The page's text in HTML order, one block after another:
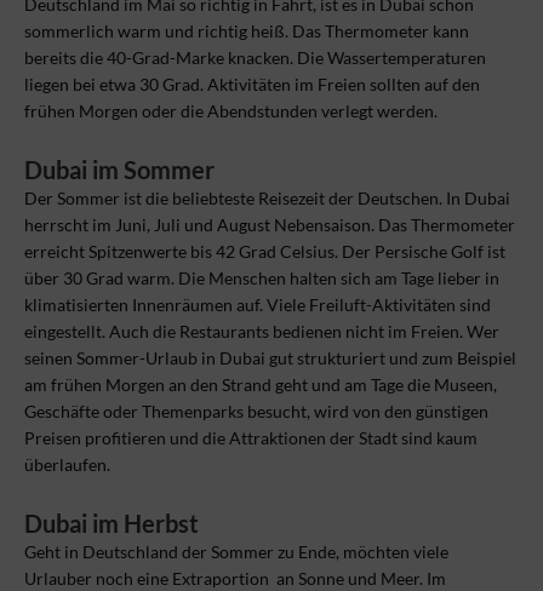
Deutschland im Mai so richtig in Fahrt, ist es in Dubai schon
sommerlich warm und richtig heiß. Das Thermometer kann
bereits die 40-Grad-Marke knacken. Die Wassertemperaturen
liegen bei etwa 30 Grad. Aktivitäten im Freien sollten auf den
frühen Morgen oder die Abendstunden verlegt werden.
Dubai im Sommer
Der Sommer ist die beliebteste Reisezeit der Deutschen. In Dubai
herrscht im Juni, Juli und August Nebensaison. Das Thermometer
erreicht Spitzenwerte bis 42 Grad Celsius. Der Persische Golf ist
über 30 Grad warm. Die Menschen halten sich am Tage lieber in
klimatisierten Innenräumen auf. Viele Freiluft-Aktivitäten sind
eingestellt. Auch die Restaurants bedienen nicht im Freien. Wer
seinen Sommer-Urlaub in Dubai gut strukturiert und zum Beispiel
am frühen Morgen an den Strand geht und am Tage die Museen,
Geschäfte oder Themenparks besucht, wird von den günstigen
Preisen profitieren und die Attraktionen der Stadt sind kaum
überlaufen.
Dubai im Herbst
Geht in Deutschland der Sommer zu Ende, möchten viele
Urlauber noch eine Extraportion an Sonne und Meer. Im